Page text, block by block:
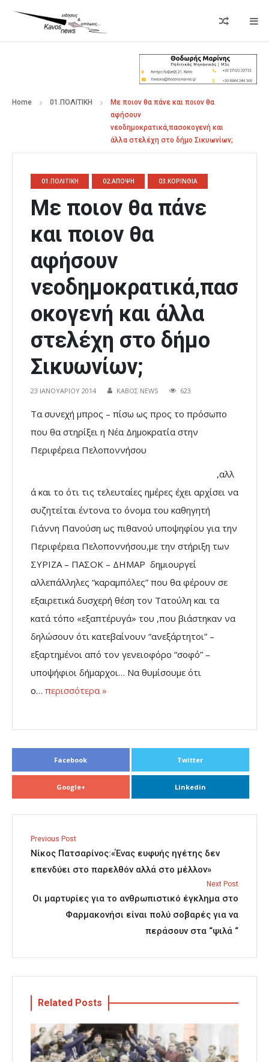
Home 01.ΠΟΛΙΤΙΚΗ
Με ποιον θα πάνε και ποιον θα
αφήσουν
νεοδημοκρατικά,πασοκογενή και
άλλα στελέχη στο δήμο Σικυωνίων;
01.ΠΟΛΙΤΙΚΗ 02.ΑΠΟΨΗ 03.ΚΟΡΙΝΘΙΑ
Με ποιον θα πάνε
και ποιον θα
αφήσουν
νεοδημοκρατικά,πασ
οκογενή και άλλα
στελέχη στο δήμο
Σικυωνίων;
23 ΙΑΝΟΥΑΡΊΟΥ 2014 ΚΑΒΟΣ NEWS 623
Τα συνεχή μπρος – πίσω ως προς το πρόσωπο
που θα στηρίξει η Νέα Δημοκρατία στην
Περιφέρεια Πελοποννήσου
,αλλ
ά και το ότι τις τελευταίες ημέρες έχει αρχίσει να
συζητείται έντονα το όνομα του καθηγητή
Γιάννη Πανούση ως πιθανού υποψηφίου για την
Περιφέρεια Πελοποννήσου,με την στήριξη των
ΣΥΡΙΖΑ – ΠΑΣΟΚ – ΔΗΜΑΡ δημιουργεί
αλλεπάλληλες “καραμπόλες” που θα φέρουν σε
εξαιρετικά δυσχερή θέση τον Τατούλη και τα
κατά τόπο «εξαπτέρυγά» του ,που βιάστηκαν να
δηλώσουν ότι κατεβαίνουν “ανεξάρτητοι” –
εξαρτημένοι από τον γενειοφόρο “σοφό” –
υποψήφιοι δήμαρχοι… Να θυμίσουμε ότι
ο… περισσότερα »
Facebook Twitter
Google+ Linkedin
Previous Post
Νίκος Πατσαρίνος:«Ένας ευφυής ηγέτης δεν
επενδύει στο παρελθόν αλλά στο μέλλον»
Next Post
Οι μαρτυρίες για το ανθρωπιστικό έγκλημα στο
Φαρμακονήσι είναι πολύ σοβαρές για να
περάσουν στα “ψιλά “
Related Posts